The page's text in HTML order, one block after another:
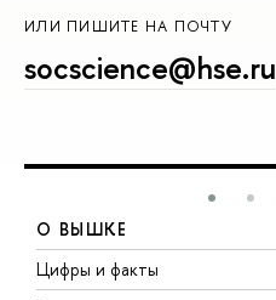
ИЛИ ПИШИТЕ НА ПОЧТУ
socscience@hse.ru
О ВЫШКЕ
Цифры и факты